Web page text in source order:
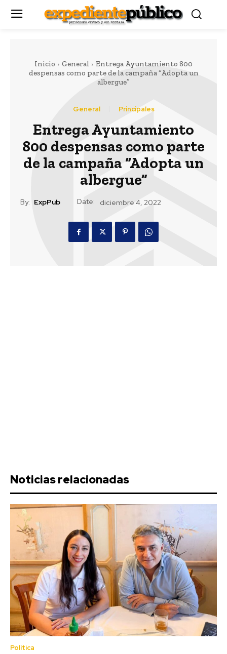
Inicio General
Entrega Ayuntamiento 800
despensas como parte de la campaña “Adopta un
albergue”
General Principales
Entrega Ayuntamiento
800 despensas como parte
de la campaña “Adopta un
albergue”
By: ExpPub Date: diciembre 4, 2022
Noticias relacionadas
Política